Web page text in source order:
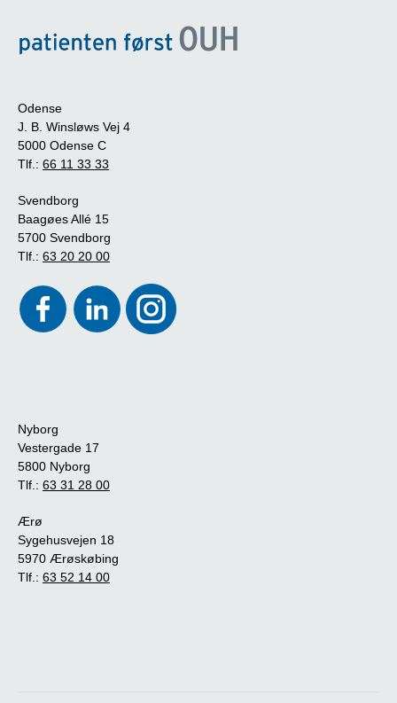
Odense
J. B. Winsløws Vej 4
5000 Odense C
Tlf.: 66 11 33 33
Svendborg
Baagøes Allé 15
5700 Svendborg
Tlf.: 63 20 20 00
Nyborg
Vestergade 17
5800 Nyborg
Tlf.: 63 31 28 00
Ærø
Sygehusvejen 18
5970 Ærøskøbing
Tlf.: 63 52 14 00